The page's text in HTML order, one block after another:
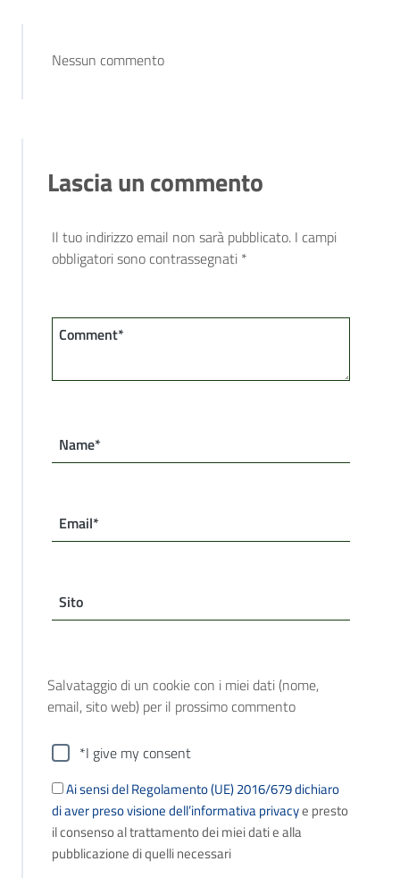
Nessun commento
Lascia un commento
Il tuo indirizzo email non sarà pubblicato. I campi
obbligatori sono contrassegnati *
Comment*
Name*
Email*
Sito
Salvataggio di un cookie con i miei dati (nome,
email, sito web) per il prossimo commento
*I give my consent
Ai sensi del Regolamento (UE) 2016/679 dichiaro
di aver preso visione dell’informativa privacye presto
il consenso al trattamento dei miei dati e alla
pubblicazione di quelli necessari